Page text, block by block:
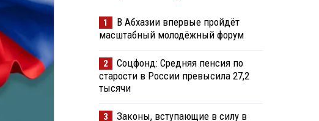
1
В Абхазии впервые пройдёт
масштабный молодёжный форум
2
Соцфонд: Средняя пенсия по
старости в России превысила 27,2
тысячи
3
Законы, вступающие в силу в